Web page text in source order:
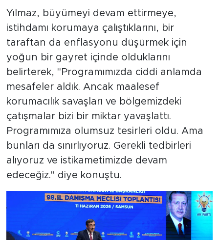
Yılmaz, büyümeyi devam ettirmeye,
istihdamı korumaya çalıştıklarını, bir
taraftan da enflasyonu düşürmek için
yoğun bir gayret içinde olduklarını
belirterek, "Programımızda ciddi anlamda
mesafeler aldık. Ancak maalesef
korumacılık savaşları ve bölgemizdeki
çatışmalar bizi bir miktar yavaşlattı.
Programımıza olumsuz tesirleri oldu. Ama
bunları da sınırlıyoruz. Gerekli tedbirleri
alıyoruz ve istikametimizde devam
edeceğiz." diye konuştu.